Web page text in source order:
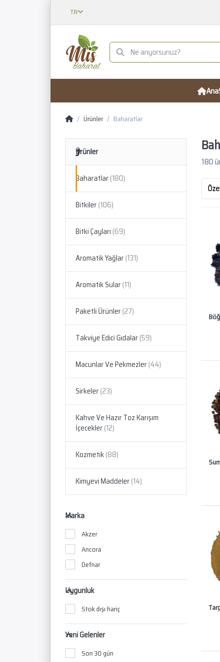
TR
Ürünler Baharatlar
Ürünler
Baharatlar
Bitkiler
Bitki Çayları
Aromatik Yağlar
Aromatik Sular
Paketli Ürünler
Takviye Edici Gıdalar
Macunlar Ve Pekmezler
Sirkeler
Kahve Ve Hazır Toz Karışım
İçecekler
Kozmetik
Kimyevi Maddeler
Marka
Akzer
Ancora
Defnar
Uygunluk
Stok dışı hariç
Yeni Gelenler
Son 30 gün
180